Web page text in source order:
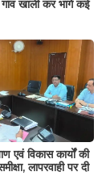
खाली कर भागे कई
एवं विकास कार्यों की
लापरवाही पर दी